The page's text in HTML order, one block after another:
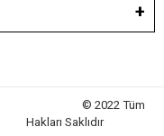
2022 Tüm
Hakları Saklıdır